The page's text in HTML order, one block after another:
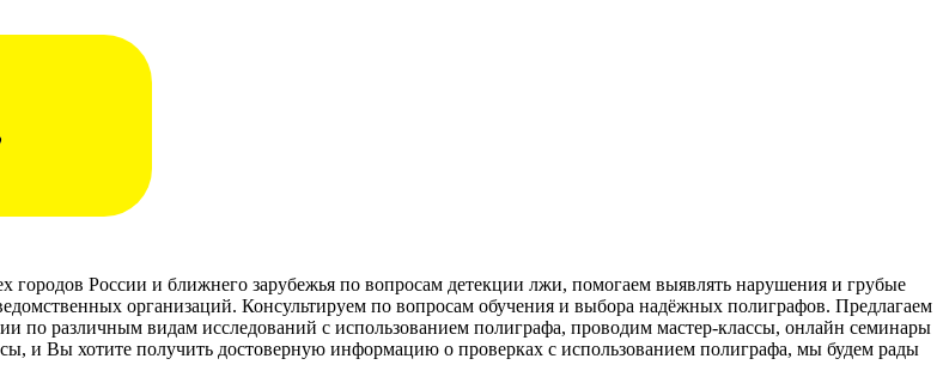
городов России и ближнего зарубежья по вопросам детекции лжи, помогаем выявлять нарушения и грубые
организаций. Консультируем по вопросам обучения и выбора надёжных полиграфов. Предлагаем
по различным видам исследований с использованием полиграфа, проводим мастер-классы, онлайн семинары
и Вы хотите получить достоверную информацию о проверках с использованием полиграфа, мы будем рады